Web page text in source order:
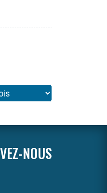
NOUS